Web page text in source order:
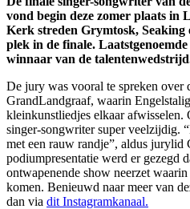
vond begin deze zomer plaats in
Kerk streden Grymtosk, Seaking
plek in de finale.
winnaar van de
De jury was vooral te spreken over
GrandLandgraaf, waarin
kleinkunstliedjes elkaar afwisselen.
singer-songwriter super veelzijdig.
met een rauw randje”, aldus jurylid
podiumpresentatie werd er gezegd
ontwapenende show neerzet
komen. Benieuwd naar meer van
dan via dit Instagramkanaal.